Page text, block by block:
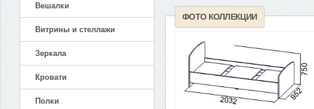
ФОТО КОЛЛЕКЦИИ
Вешалки
Витрины и стеллажи
Зеркала
Кровати
Полки